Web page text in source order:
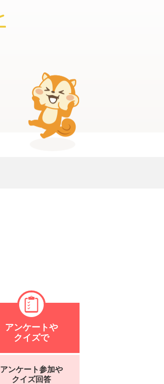
アンケートや
クイズで
アンケート参加や
クイズ回答